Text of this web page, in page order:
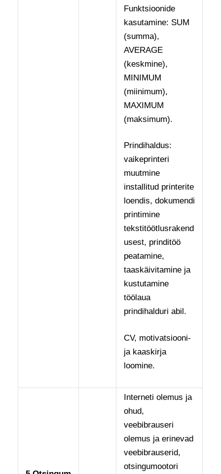
Funktsioonide
kasutamine: SUM
(summa),
AVERAGE
(keskmine),
MINIMUM
(miinimum),
MAXIMUM
(maksimum).
Prindihaldus:
vaikeprinteri
muutmine
installitud printerite
loendis, dokumendi
printimine
tekstitöötlusrakend
usest, prinditöö
peatamine,
taaskäivitamine ja
kustutamine
töölaua
prindihalduri abil.
CV, motivatsiooni-
ja kaaskirja
loomine.
Interneti olemus ja
ohud,
veebibrauseri
olemus ja erinevad
veebibrauserid,
otsingumootori